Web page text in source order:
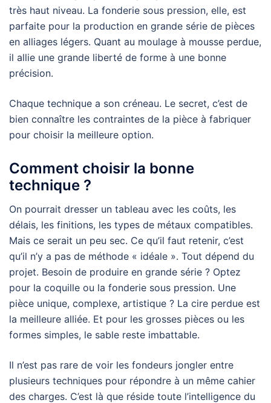
très haut niveau. La fonderie sous pression, elle, est
parfaite pour la production en grande série de pièces
en alliages légers. Quant au moulage à mousse perdue,
il allie une grande liberté de forme à une bonne
précision.
Chaque technique a son créneau. Le secret, c’est de
bien connaître les contraintes de la pièce à fabriquer
pour choisir la meilleure option.
Comment choisir la bonne
technique ?
On pourrait dresser un tableau avec les coûts, les
délais, les finitions, les types de métaux compatibles.
Mais ce serait un peu sec. Ce qu’il faut retenir, c’est
qu’il n’y a pas de méthode « idéale ». Tout dépend du
projet. Besoin de produire en grande série ? Optez
pour la coquille ou la fonderie sous pression. Une
pièce unique, complexe, artistique ? La cire perdue est
la meilleure alliée. Et pour les grosses pièces ou les
formes simples, le sable reste imbattable.
Il n’est pas rare de voir les fondeurs jongler entre
plusieurs techniques pour répondre à un même cahier
des charges. C’est là que réside toute l’intelligence du